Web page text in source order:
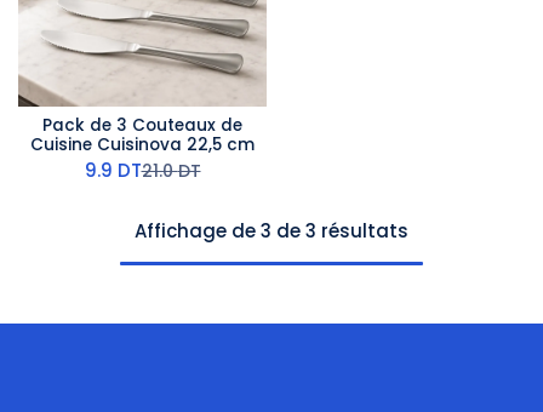
Pack de 3 Couteaux de
Cuisine Cuisinova 22,5 cm
9.9 DT21.0DT
Affichage de 3 de 3 résultats